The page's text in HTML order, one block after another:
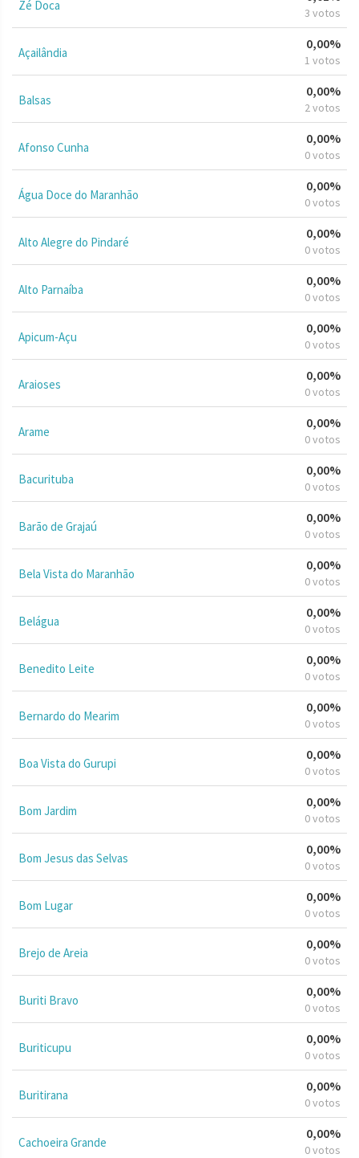
Zé Doca 3 votos
Açailândia
0,00%
1 votos
Balsas
0,00%
2 votos
Afonso Cunha
0,00%
0 votos
Água Doce do Maranhão
0,00%
0 votos
Alto Alegre do Pindaré
0,00%
0 votos
Alto Parnaíba
0,00%
0 votos
Apicum-Açu
0,00%
0 votos
Araioses
0,00%
0 votos
Arame
0,00%
0 votos
Bacurituba
0,00%
0 votos
Barão de Grajaú
0,00%
0 votos
Bela Vista do Maranhão
0,00%
0 votos
Belágua
0,00%
0 votos
Benedito Leite
0,00%
0 votos
Bernardo do Mearim
0,00%
0 votos
Boa Vista do Gurupi
0,00%
0 votos
Bom Jardim
0,00%
0 votos
Bom Jesus das Selvas
0,00%
0 votos
Bom Lugar
0,00%
0 votos
Brejo de Areia
0,00%
0 votos
Buriti Bravo
0,00%
0 votos
Buriticupu
0,00%
0 votos
Buritirana
0,00%
0 votos
Cachoeira Grande
0,00%
0 votos